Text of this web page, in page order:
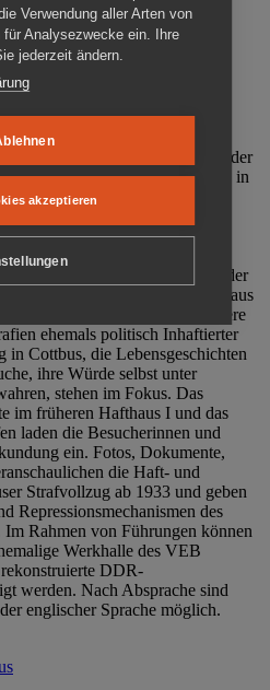
Cottbus ist ein Ort
nah und
DDR gründeten im Oktober
Cottbus e. V. (MRZ), der
Gefängnisses (1860-2002) in
der Gedenkstätte Zuchthaus
der Gedenkstätte steht die
Unrecht während der
und der SED-Diktatur.
und Sonderausstellungen in der
Beispiele politischen Unrechts aus
20. Jahrhunderts. Eine besondere
ehemals politisch Inhaftierter
in Cottbus, die Lebensgeschichten
ihre Würde selbst unter
stehen im Fokus. Das
im früheren Hafthaus I und das
laden die Besucherinnen und
ein. Fotos, Dokumente,
die Haft- und
Strafvollzug ab 1933 und geben
Repressionsmechanismen des
Rahmen von Führungen können
Werkhalle des VEB
DDR-
werden. Nach Absprache sind
englischer Sprache möglich.
Verwendung aller Arten von
Analysezwecke ein. Ihre
jederzeit ändern.
akzeptieren